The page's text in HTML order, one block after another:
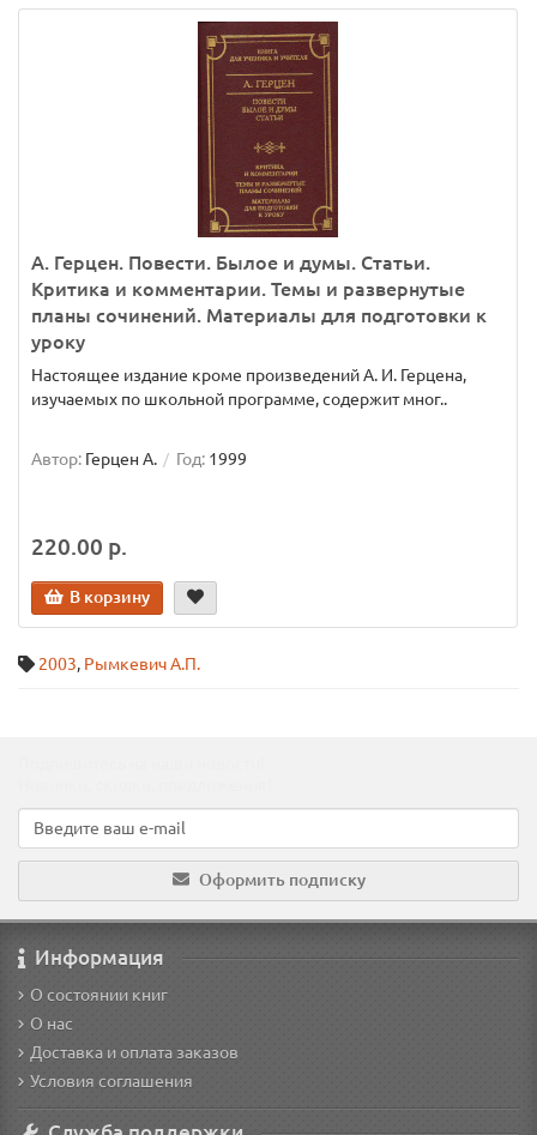
А. Герцен. Повести. Былое и думы. Статьи.
Критика и комментарии. Темы и развернутые
планы сочинений. Материалы для подготовки к
уроку
Настоящее издание кроме произведений А. И. Герцена,
изучаемых по школьной программе, содержит мног..
Автор: Герцен А. Год: 1999
220.00 р.
В корзину
2003, Рымкевич А.П.
Оформить подписку
Информация
О состоянии книг
О нас
Доставка и оплата заказов
Условия соглашения